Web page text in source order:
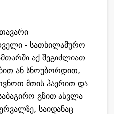
- სათხილამურო
აქ შეგიძლიათ
ან სნოუბორდით,
მთის ჰაერით და
გზით ასვლა
საიდანაც